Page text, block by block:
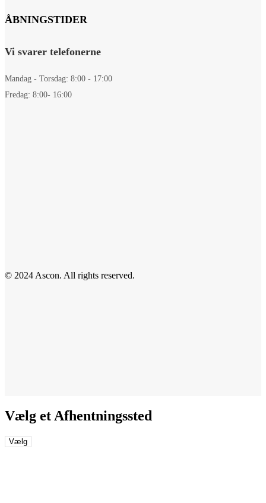
ÅBNINGSTIDER
Vi svarer telefonerne
Mandag - Torsdag: 8:00 - 17:00
Fredag: 8:00- 16:00
© 2024 Ascon. All rights reserved.
Vælg et Afhentningssted
Vælg